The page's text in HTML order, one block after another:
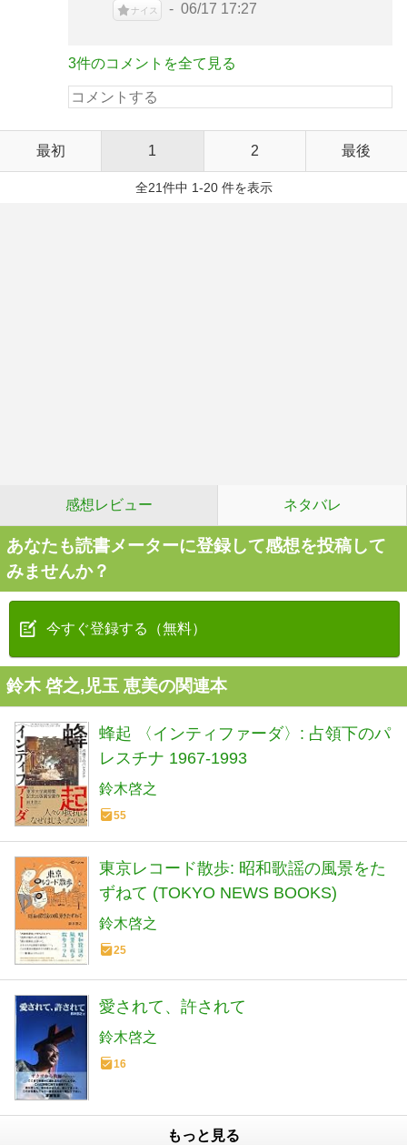
ナイス 06/17 17:27
3件のコメントを全て見る
最初 1 2 最後
全21件中 1-20 件を表示
感想レビュー ネタバレ
あなたも読書メーターに登録して感想を投稿して
みませんか？
今すぐ登録する（無料）
鈴木 啓之,児玉 恵美の関連本
蜂起 〈インティファーダ〉: 占領下のパ
レスチナ 1967-1993
鈴木啓之
55
東京レコード散歩: 昭和歌謡の風景をた
ずねて (TOKYO NEWS BOOKS)
鈴木啓之
25
愛されて、許されて
鈴木啓之
16
もっと見る